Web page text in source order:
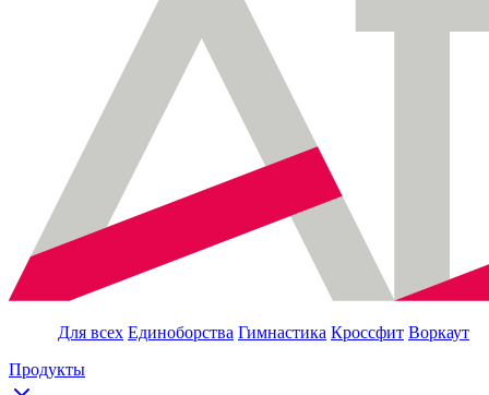
Для всех Единоборства Гимнастика Кроссфит Воркаут
Продукты